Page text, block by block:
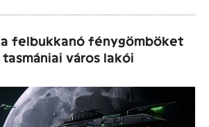
felbukkanó fénygömböket
város lakói